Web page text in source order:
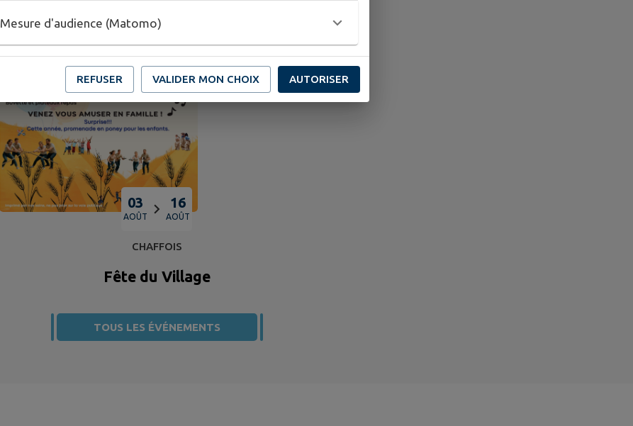
03
AOÛT
16
AOÛT
CHAFFOIS
Fête du Village
TOUS LES ÉVÉNEMENTS
Mesure d'audience (Matomo)
REFUSER VALIDER MON CHOIX AUTORISER